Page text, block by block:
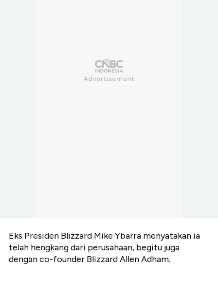
Eks Presiden Blizzard Mike Ybarra menyatakan ia
telah hengkang dari perusahaan, begitu juga
dengan co-founder Blizzard Allen Adham.